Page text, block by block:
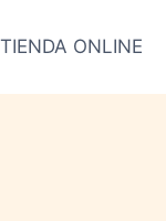
TIENDA ONLINE